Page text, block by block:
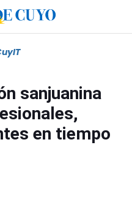
sanjuanina
en tiempo